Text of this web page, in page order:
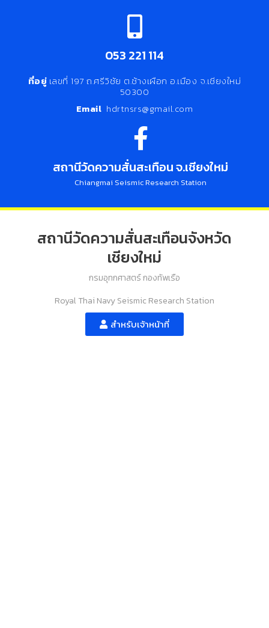
053 221 114
ที่อยู่ เลขที่ 197 ถ.ศรีวิชัย ต.ช้างเผือก อ.เมือง จ.เชียงใหม่
50300
Email hdrtnsrs@gmail.com
สถานีวัดความสั่นสะเทือน จ.เชียงใหม่
Chiangmai Seismic Research Station
สถานีวัดความสั่นสะเทือนจังหวัด
เชียงใหม่
กรมอุทกศาสตร์ กองทัพเรือ
Royal Thai Navy Seismic Research Station
สำหรับเจ้าหน้าที่